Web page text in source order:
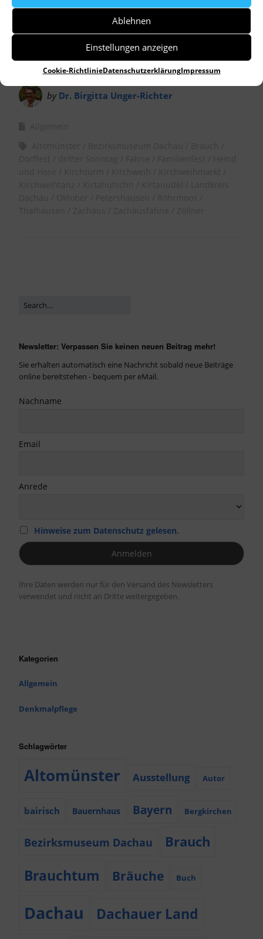
Ablehnen
Einstellungen anzeigen
Cookie-RichtlinieDatenschutzerklärungImpressum
by Dr. Birgitta Unger-Richter
Newsletter: Verpassen Sie keinen neuen Beitrag mehr!
Sie erhalten automatisch eine Nachricht sobald neue Beiträge
online bereitstehen - bequem per eMail.
Nachname
Email
Anrede
Hinweise zum Datenschutz gelesen.
Ihre Daten werden nur für den Versand des Newsletters
verwendet und nicht an Dritte weitergegeben.
Kategorien
Allgemein
Denkmalpflege
Schlagwörter
Altomünster Ausstellung Autor
bairisch Bauernhaus Bayern Bergkirchen
Bezirksmuseum Dachau Brauch
Brauchtum Bräuche Buch
Dachau Dachauer Land